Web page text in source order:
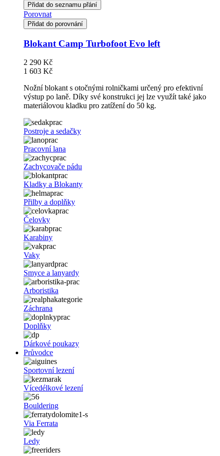
Přidat do seznamu přání
Porovnat
Přidat do porovnání
Blokant Camp Turbofoot Evo left
2 290 Kč
1 603 Kč
Nožní blokant s otočnými rolničkami určený pro efektivní
výstup po laně. Díky své konstrukci jej lze využít také jako
materiálovou kladku pro zatížení do 50 kg.
Postroje a sedačky
Pracovní lana
Zachycovače pádu
Kladky a Blokanty
Přilby a doplňky
Čelovky
Karabiny
Vaky
Smyce a lanyardy
Arboristika
Záchrana
Doplňky
Dárkové poukazy
Průvodce
Sportovní lezení
Vícedélkové lezení
Bouldering
Via Ferrata
Ledy